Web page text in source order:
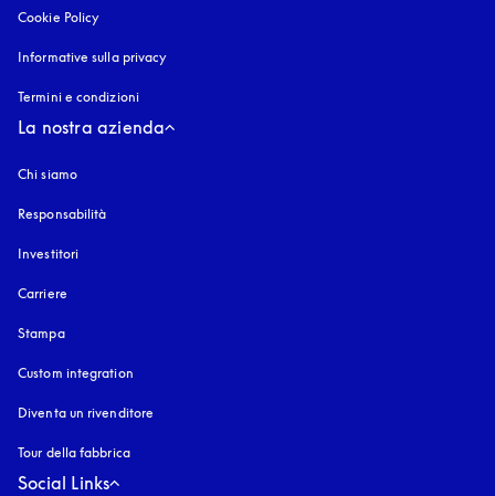
Cookie Policy
Informative sulla privacy
Termini e condizioni
La nostra azienda
Chi siamo
Responsabilità
Investitori
Carriere
Stampa
Custom integration
Diventa un rivenditore
Tour della fabbrica
Social Links